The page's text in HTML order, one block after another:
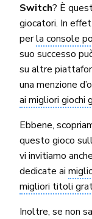
Switch? È
giocatori. In
perla console
suo successo
su altre
una menzione
ai migliori giochi
Ebbene,
questo gioco
vi invitiamo
dedicate ai
migliori titoli
Inoltre, se non